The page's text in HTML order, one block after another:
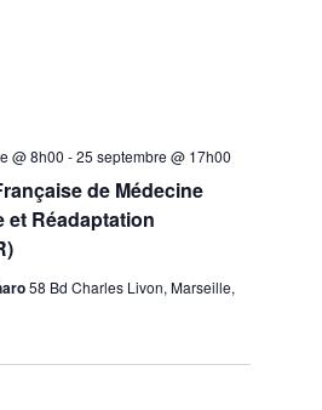
de Médecine
et Réadaptation
@ 8h00 -25 septembre @ 17h00
58 Bd Charles Livon, Marseille,